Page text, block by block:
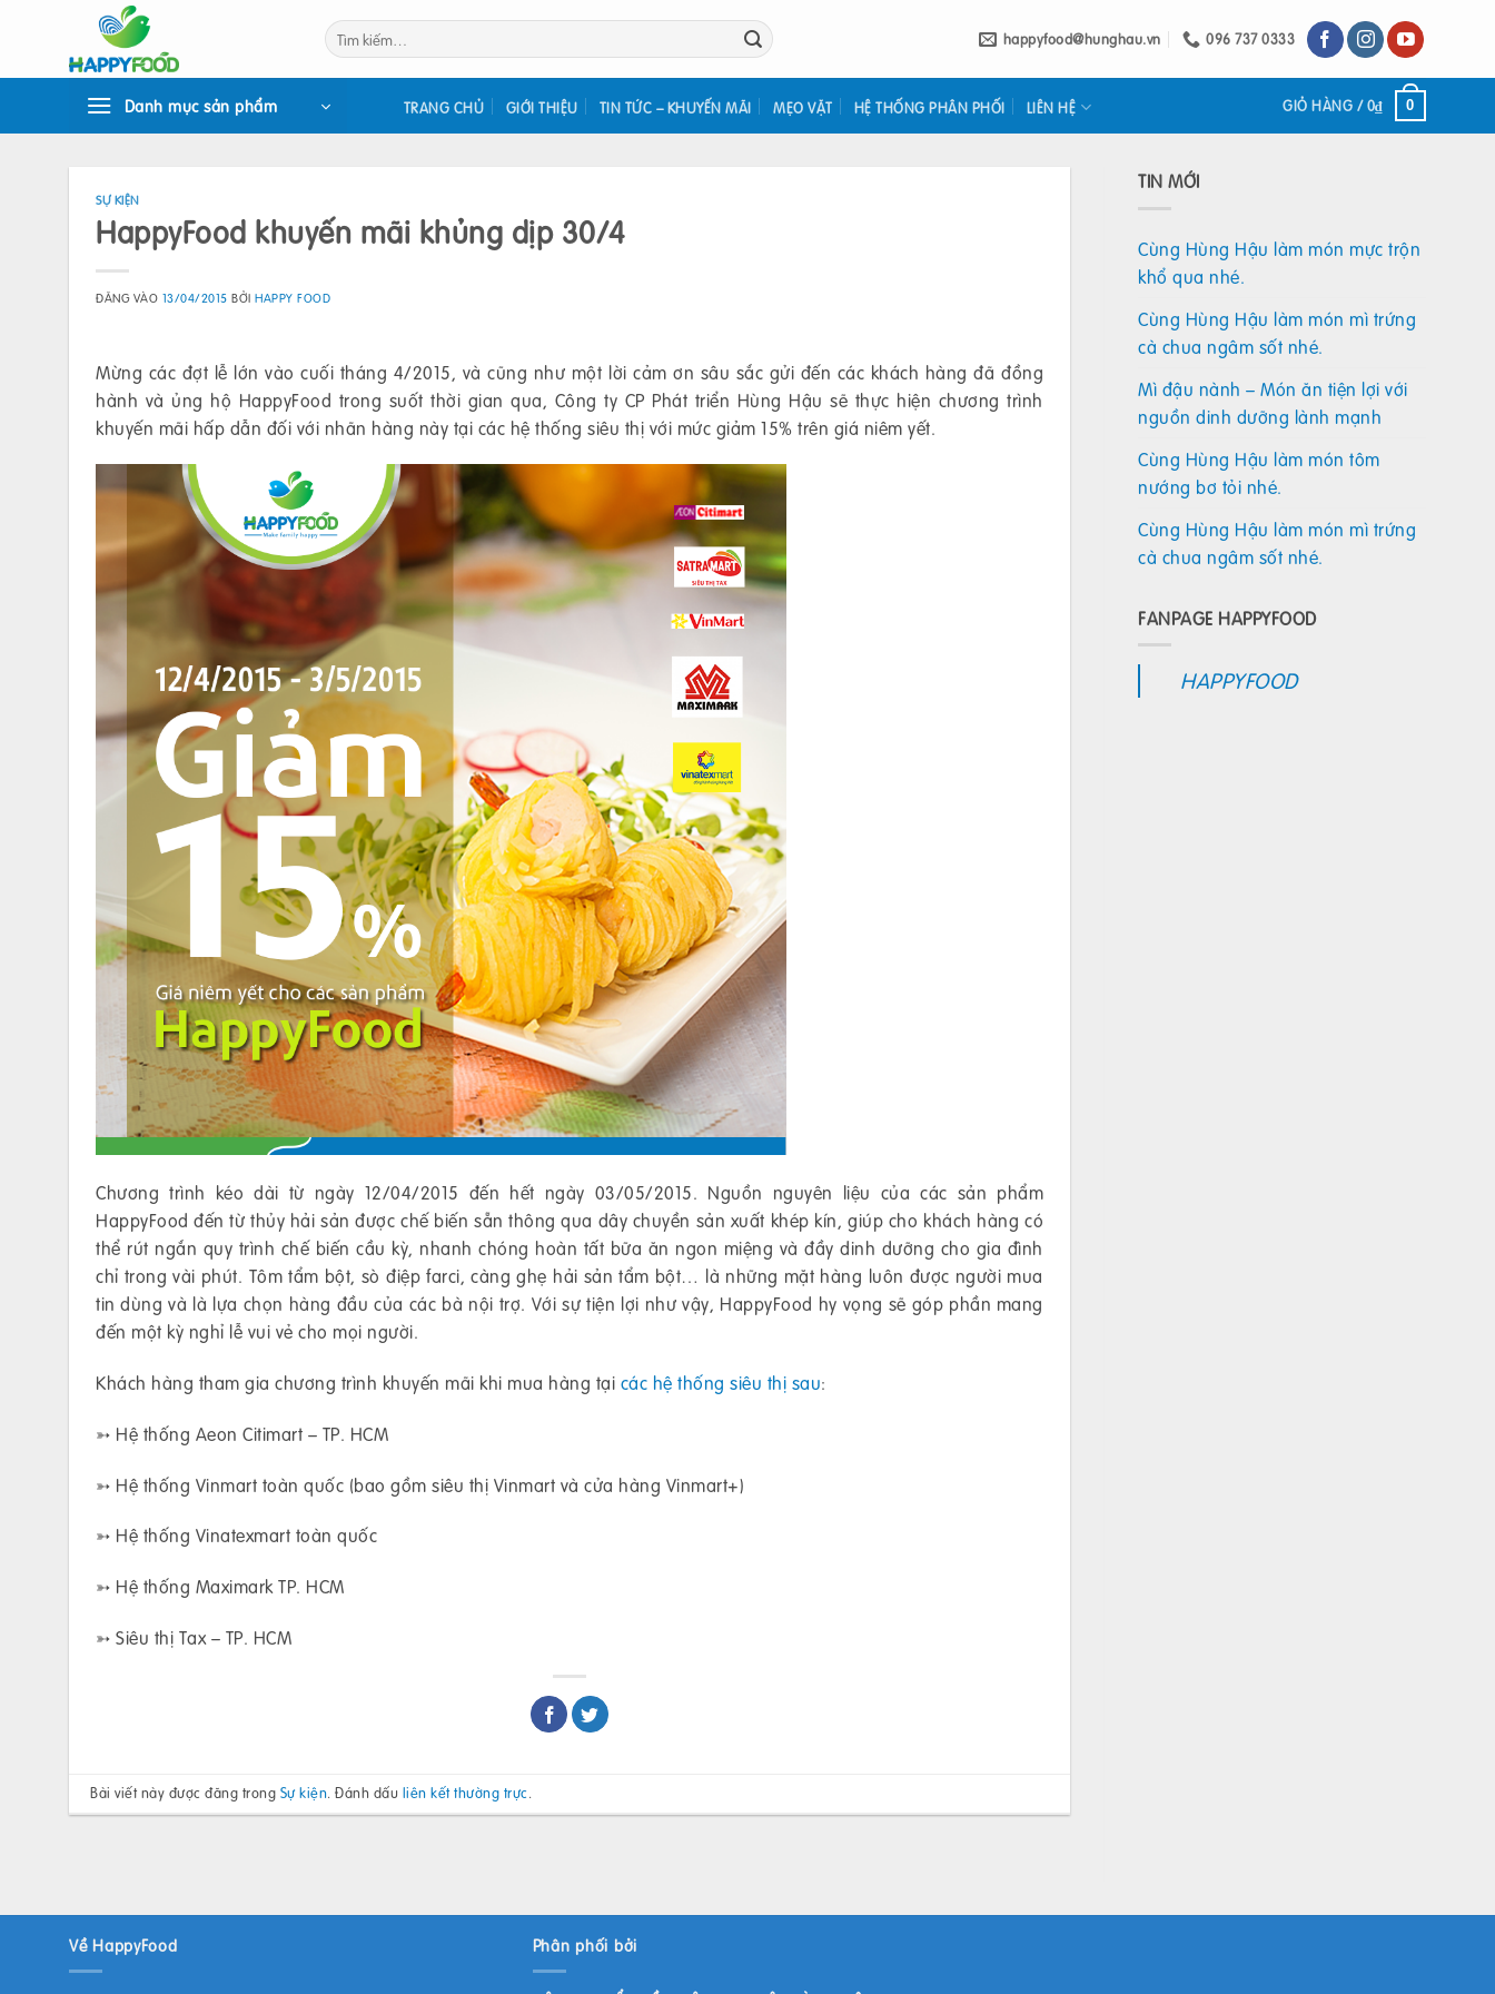
Tìm
kiếm:
happyfood@hunghau.vn 096 737 0333
Danh mục sản phẩm TRANG CHỦ GIỚI THIỆU TIN TỨC – KHUYẾN MÃI MẸO VẶT HỆ THỐNG PHÂN PHỐI LIÊN HỆ GIỎ HÀNG /0₫ 0
SỰ KIỆN
HappyFood khuyến mãi khủng dịp 30/4
ĐĂNG VÀO 13/04/2015 BỞIHAPPY FOOD
Mừng các đợt lễ lớn vào cuối tháng 4/2015, và cũng như một lời cảm ơn sâu sắc gửi đến các khách hàng đã đồng
hành và ủng hộ HappyFood trong suốt thời gian qua, Công ty CP Phát triển Hùng Hậu sẽ thực hiện chương trình
khuyến mãi hấp dẫn đối với nhãn hàng này tại các hệ thống siêu thị với mức giảm 15% trên giá niêm yết.
Chương trình kéo dài từ ngày 12/04/2015 đến hết ngày 03/05/2015. Nguồn nguyên liệu của các sản phẩm
HappyFood đến từ thủy hải sản được chế biến sẵn thông qua dây chuyền sản xuất khép kín, giúp cho khách hàng có
thể rút ngắn quy trình chế biến cầu kỳ, nhanh chóng hoàn tất bữa ăn ngon miệng và đầy dinh dưỡng cho gia đình
chỉ trong vài phút. Tôm tẩm bột, sò điệp farci, càng ghẹ hải sản tẩm bột… là những mặt hàng luôn được người mua
tin dùng và là lựa chọn hàng đầu của các bà nội trợ. Với sự tiện lợi như vậy, HappyFood hy vọng sẽ góp phần mang
đến một kỳ nghỉ lễ vui vẻ cho mọi người.
Khách hàng tham gia chương trình khuyến mãi khi mua hàng tại các hệ thống siêu thị sau:
➳ Hệ thống Aeon Citimart – TP. HCM
➳ Hệ thống Vinmart toàn quốc (bao gồm siêu thị Vinmart và cửa hàng Vinmart+)
➳ Hệ thống Vinatexmart toàn quốc
➳ Hệ thống Maximark TP. HCM
➳ Siêu thị Tax – TP. HCM
Bài viết này được đăng trong Sự kiện. Đánh dấu liên kết thường trực.
TIN MỚI
Cùng Hùng Hậu làm món mực trộn
khổ qua nhé.
Cùng Hùng Hậu làm món mì trứng
cà chua ngâm sốt nhé.
Mì đậu nành – Món ăn tiện lợi với
nguồn dinh dưỡng lành mạnh
Cùng Hùng Hậu làm món tôm
nướng bơ tỏi nhé.
Cùng Hùng Hậu làm món mì trứng
cà chua ngâm sốt nhé.
FANPAGE HAPPYFOOD
HAPPYFOOD
Về HappyFood Phân phối bởi